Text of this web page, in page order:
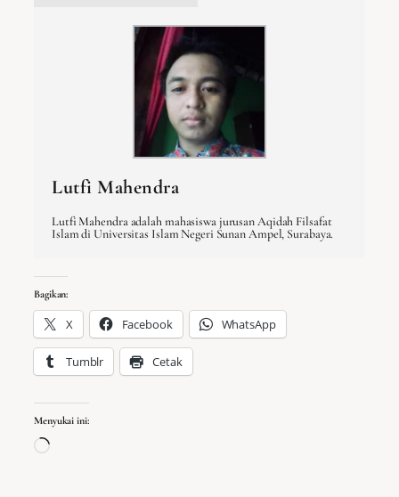
Lutfi Mahendra
Lutfi Mahendra adalah mahasiswa jurusan Aqidah Filsafat
Islam di Universitas Islam Negeri Sunan Ampel, Surabaya.
Bagikan:
X Facebook WhatsApp
Tumblr Cetak
Menyukai ini:
Memuat…